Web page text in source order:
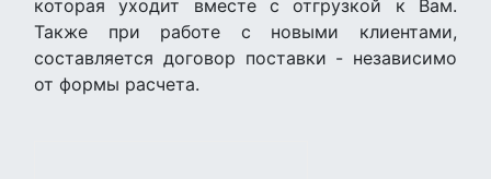
которая уходит вместе с отгрузкой к Вам.
Также при работе с новыми клиентами,
составляется договор поставки - независимо
от формы расчета.